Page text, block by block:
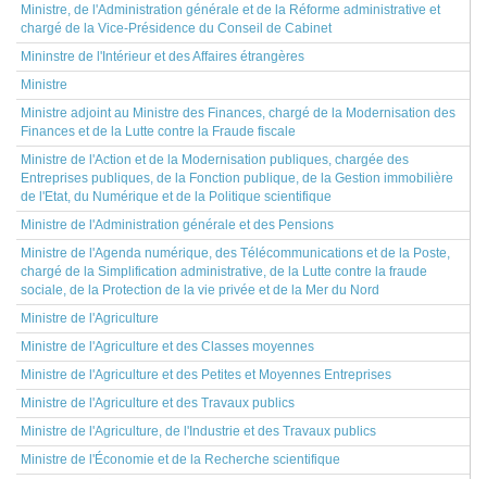
Ministre, de l'Administration générale et de la Réforme administrative et
chargé de la Vice-Présidence du Conseil de Cabinet
Mininstre de l'Intérieur et des Affaires étrangères
Ministre
Ministre adjoint au Ministre des Finances, chargé de la Modernisation des
Finances et de la Lutte contre la Fraude fiscale
Ministre de l'Action et de la Modernisation publiques, chargée des
Entreprises publiques, de la Fonction publique, de la Gestion immobilière
de l'Etat, du Numérique et de la Politique scientifique
Ministre de l'Administration générale et des Pensions
Ministre de l'Agenda numérique, des Télécommunications et de la Poste,
chargé de la Simplification administrative, de la Lutte contre la fraude
sociale, de la Protection de la vie privée et de la Mer du Nord
Ministre de l'Agriculture
Ministre de l'Agriculture et des Classes moyennes
Ministre de l'Agriculture et des Petites et Moyennes Entreprises
Ministre de l'Agriculture et des Travaux publics
Ministre de l'Agriculture, de l'Industrie et des Travaux publics
Ministre de l'Économie et de la Recherche scientifique